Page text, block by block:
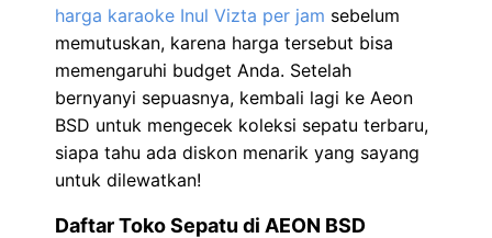
harga karaoke Inul Vizta per jam sebelum
memutuskan, karena harga tersebut bisa
memengaruhi budget Anda. Setelah
bernyanyi sepuasnya, kembali lagi ke Aeon
BSD untuk mengecek koleksi sepatu terbaru,
siapa tahu ada diskon menarik yang sayang
untuk dilewatkan!
Daftar Toko Sepatu di AEON BSD